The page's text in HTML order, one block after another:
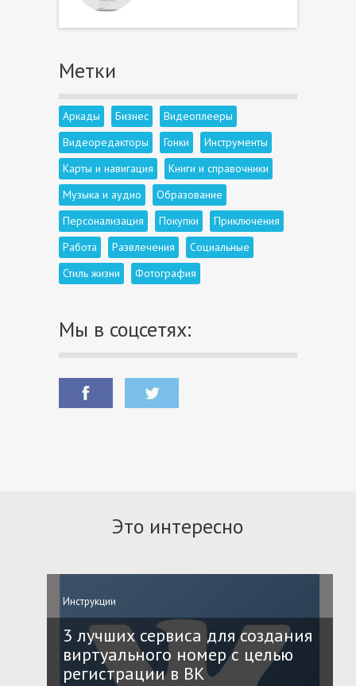
Метки
Аркады Бизнес
Видеоплееры
Видеоредакторы
Гонки
Инструменты
Карты и навигация
Книги и справочники
Музыка и аудио
Образование
Персонализация
Покупки
Приключения
Работа
Развлечения
Социальные
Стиль жизни
Фотография
Мы в соцсетях:
Это интересно
Инструкции
3 лучших сервиса для создания
виртуального номер с целью
регистрации в ВК